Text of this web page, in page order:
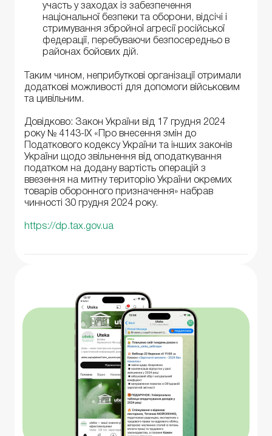
участь у заходах із забезпечення
національної безпеки та оборони, відсічі і
стримування збройної агресії російської
федерації, перебуваючи безпосередньо в
районах бойових дій.
Таким чином, неприбуткові організації отримали
додаткові можливості для допомоги військовим
та цивільним.
Довідково: Закон України від 17 грудня 2024
року № 4143-ІХ «Про внесення змін до
Податкового кодексу України та інших законів
України щодо звільнення від оподаткування
податком на додану вартість операцій з
ввезення на митну територію України окремих
товарів оборонного призначення» набрав
чинності 30 грудня 2024 року.
https://dp.tax.gov.ua